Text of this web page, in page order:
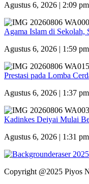
Agustus 6, 2026 | 2:09
Agama Islam di Sekolah,
Agustus 6, 2026 | 1:59
Prestasi pada Lomba
Agustus 6, 2026 | 1:37
Kadinkes Deiyai Mulai
Agustus 6, 2026 | 1:31
Copyright @2025 Piyos